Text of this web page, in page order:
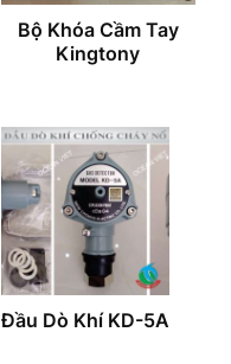
Bộ Khóa Cầm Tay
Kingtony
Đầu Dò Khí KD-5A